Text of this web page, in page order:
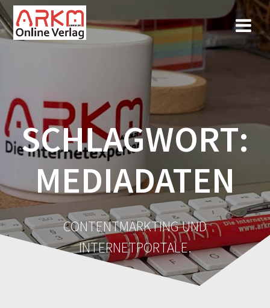
Inhalt
springen
SCHLAGWORT:
MEDIADATEN
CONTENTMARKTING UND
INTERNETPORTALE.